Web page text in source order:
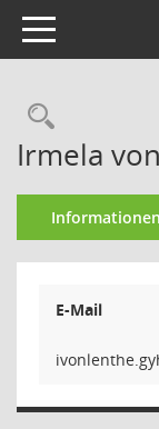
Toggle navigation
Irmela
Informationen
E-Mail